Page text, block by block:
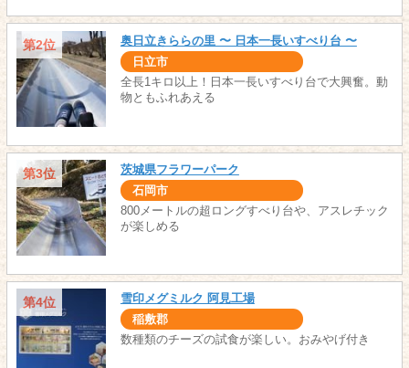
第2位 奥日立きららの里 〜 日本一長いすべり台 〜
日立市
全長1キロ以上！日本一長いすべり台で大興奮。動
物ともふれあえる
第3位 茨城県フラワーパーク
石岡市
800メートルの超ロングすべり台や、アスレチック
が楽しめる
第4位 雪印メグミルク 阿見工場
稲敷郡
数種類のチーズの試食が楽しい。おみやげ付き